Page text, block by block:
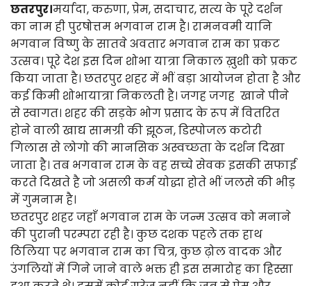
छतरपुर।मर्यादा, करुणा, प्रेम, सदाचार, सत्य के पूरे दर्शन
का नाम ही पुरषोत्तम भगवान राम है। रामनवमी यानि
भगवान विष्णु के सातवे अवतार भगवान राम का प्रकट
उत्सव। पूरे देश इस दिन शोभा यात्रा निकाल ख़ुशी को प्रकट
किया जाता है। छतरपुर शहर में भीं बड़ा आयोजन होता है और
कई किमी शोभायात्रा निकलती है। जगह जगह खाने पीने
से स्वागत। शहर की सड़के भोग प्रसाद के रूप में वितरित
होने वाली खाद्य सामग्री की झूठन, डिस्पोजल कटोरी
गिलास से लोगो की मानसिक अस्वच्छता के दर्शन दिखा
जाता है। तब भगवान राम के वह सच्चे सेवक इसकी सफाई
करते दिखते है जो असली कर्म योद्धा होते भीं जलसे की भीड़
में गुमनाम है।
छतरपुर शहर जहाँ भगवान राम के जन्म उत्सव को मनाने
की पुरानी परम्परा रही है। कुछ दशक पहले तक हाथ
ठिलिया पर भगवान राम का चित्र, कुछ ढ़ोल वादक और
उंगलियों में गिने जाने वाले भक्त ही इस समारोह का हिस्सा